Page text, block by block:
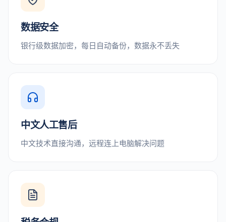
数据安全
银行级数据加密，每日自动备份，数据永不丢失
中文人工售后
中文技术直接沟通，远程连上电脑解决问题